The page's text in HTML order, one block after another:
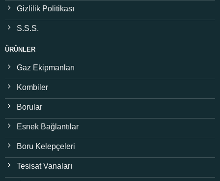
Gizlilik Politikası
S.S.S.
ÜRÜNLER
Gaz Ekipmanları
Kombiler
Borular
Esnek Bağlantılar
Boru Kelepçeleri
Tesisat Vanaları